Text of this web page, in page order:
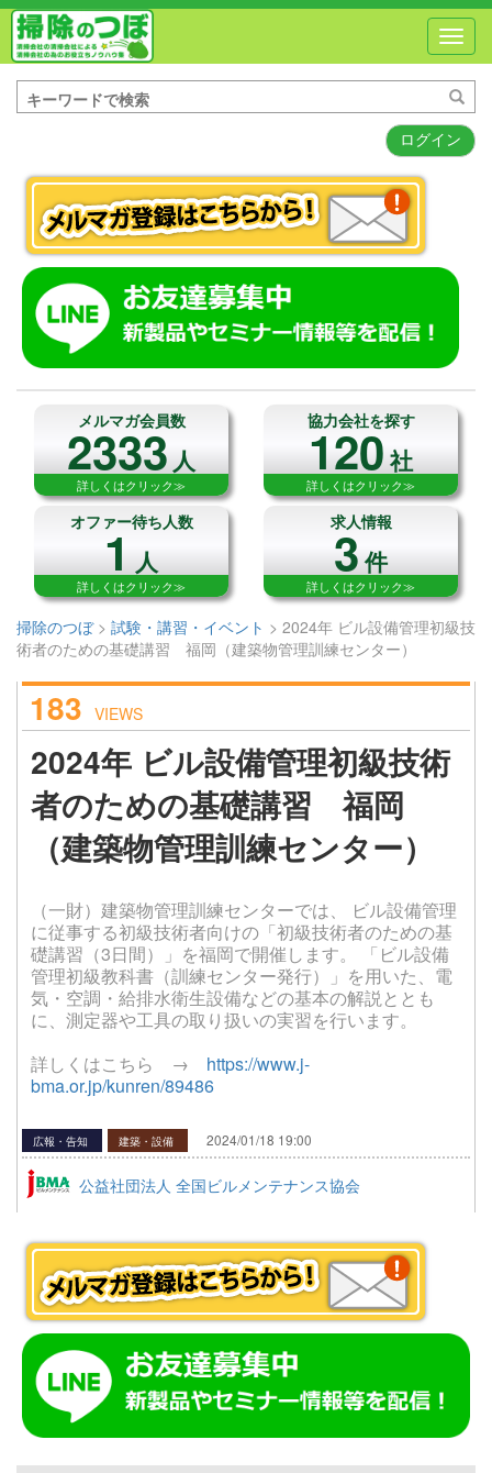
ログイン
メルマガ会員数
2333人
詳しくはクリック≫
協力会社を探す
120社
詳しくはクリック≫
オファー待ち人数
1人
詳しくはクリック≫
求人情報
3件
詳しくはクリック≫
掃除のつぼ> 試験・講習・イベント > 2024年 ビル設備管理初級技
術者のための基礎講習 福岡（建築物管理訓練センター）
183 VIEWS
2024年 ビル設備管理初級技術
者のための基礎講習 福岡
（建築物管理訓練センター）
（一財）建築物管理訓練センターでは、 ビル設備管理
に従事する初級技術者向けの「初級技術者のための基
礎講習（3日間）」を福岡で開催します。 「ビル設備
管理初級教科書（訓練センター発行）」を用いた、電
気・空調・給排水衛生設備などの基本の解説ととも
に、測定器や工具の取り扱いの実習を行います。
詳しくはこちら → https://www.j-
bma.or.jp/kunren/89486
広報・告知 建築・設備 2024/01/18 19:00
公益社団法人 全国ビルメンテナンス協会